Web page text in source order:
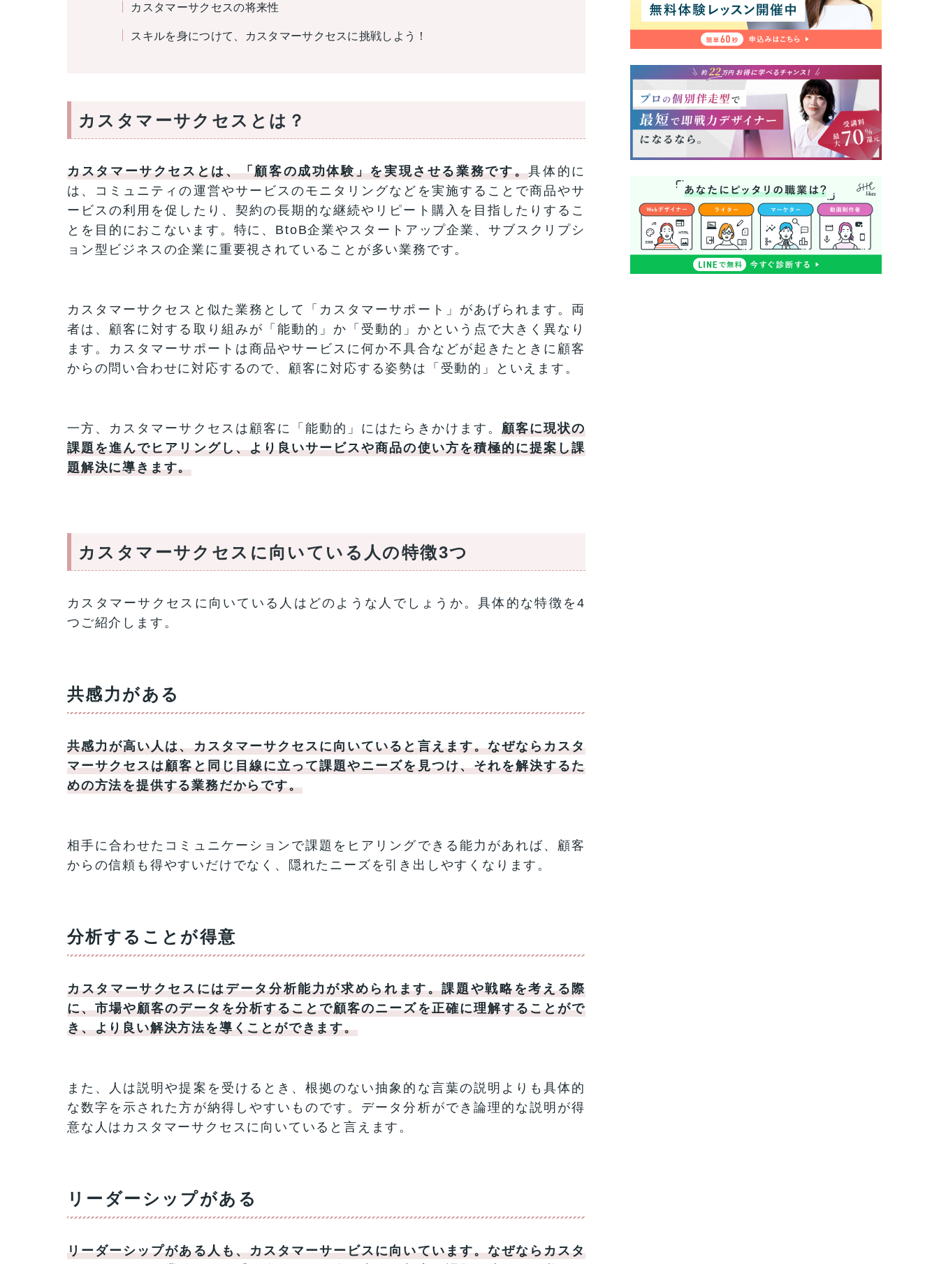
カスタマーサクセスの将来性
スキルを身につけて、カスタマーサクセスに挑戦しよう！
カスタマーサクセスとは？
カスタマーサクセスとは、「顧客の成功体験」を実現させる業務です。具体的に
は、コミュニティの運営やサービスのモニタリングなどを実施することで商品やサ
ービスの利用を促したり、契約の長期的な継続やリピート購入を目指したりするこ
とを目的におこないます。特に、BtoB企業やスタートアップ企業、サブスクリプシ
ョン型ビジネスの企業に重要視されていることが多い業務です。
カスタマーサクセスと似た業務として「カスタマーサポート」があげられます。両
者は、顧客に対する取り組みが「能動的」か「受動的」かという点で大きく異なり
ます。カスタマーサポートは商品やサービスに何か不具合などが起きたときに顧客
からの問い合わせに対応するので、顧客に対応する姿勢は「受動的」といえます。
一方、カスタマーサクセスは顧客に「能動的」にはたらきかけます。 顧客に現状の
課題を進んでヒアリングし、より良いサービスや商品の使い方を積極的に提案し課
題解決に導きます。
カスタマーサクセスに向いている人の特徴3つ
カスタマーサクセスに向いている人はどのような人でしょうか。具体的な特徴を4
つご紹介します。
共感力がある
共感力が高い人は、カスタマーサクセスに向いていると言えます。なぜならカスタ
マーサクセスは顧客と同じ目線に立って課題やニーズを見つけ、それを解決するた
めの方法を提供する業務だからです。
相手に合わせたコミュニケーションで課題をヒアリングできる能力があれば、顧客
からの信頼も得やすいだけでなく、隠れたニーズを引き出しやすくなります。
分析することが得意
カスタマーサクセスにはデータ分析能力が求められます。課題や戦略を考える際
に、市場や顧客のデータを分析することで顧客のニーズを正確に理解することがで
き、より良い解決方法を導くことができます。
また、人は説明や提案を受けるとき、根拠のない抽象的な言葉の説明よりも具体的
な数字を示された方が納得しやすいものです。データ分析ができ論理的な説明が得
意な人はカスタマーサクセスに向いていると言えます。
リーダーシップがある
リーダーシップがある人も、カスタマーサービスに向いています。なぜならカスタ